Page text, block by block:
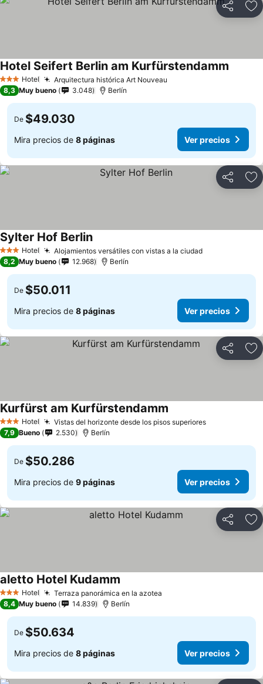
Compartir
3 Estrellas
Hotel Arquitectura histórica Art Nouveau
Hotel Seifert Berlin am Kurfürstendamm
8,3 Muy bueno 3.048 Berlín
De $49.030
Mira precios de 8 páginas Ver precios
Compartir
3 Estrellas
Hotel Alojamientos versátiles con vistas a la ciudad
Sylter Hof Berlin
8,2 Muy bueno 12.968 Berlín
De $50.011
Mira precios de 8 páginas Ver precios
Compartir
3 Estrellas
Hotel Vistas del horizonte desde los pisos superiores
Kurfürst am Kurfürstendamm
7,9 Bueno 2.530 Berlín
De $50.286
Mira precios de 9 páginas Ver precios
Compartir
3 Estrellas
Hotel Terraza panorámica en la azotea
aletto Hotel Kudamm
8,4 Muy bueno 14.839 Berlín
De $50.634
Mira precios de 8 páginas Ver precios